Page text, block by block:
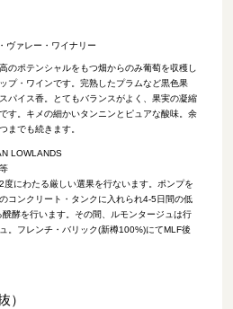
ヴァレー・ワイナリー
のポテンシャルをもつ畑からのみ葡萄を収穫し
プ・ワインです。完熟したプラムなど黒色果
パイス香。とてもバランスがよく、果実の凝縮
す。キメの細かいタンニンとピュアな酸味。余
までも続きます。
LOWLANDS
にわたる厳しい選果を行ないます。ポンプを
コンクリート・タンクに入れられ4-5日間の低
酵を行います。その間、ルモンタージュは行
。フレンチ・バリック(新樽100%)にてMLF後
）